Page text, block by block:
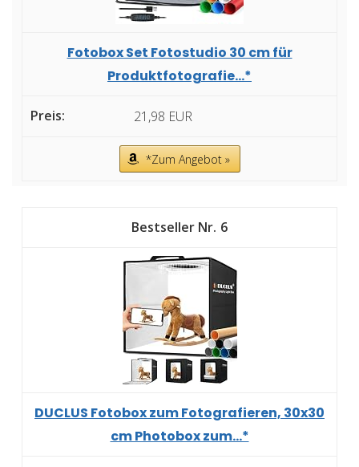
Fotobox Set Fotostudio 30 cm für
Produktfotografie...*
21,98 EUR
*Zum Angebot »
6
DUCLUS Fotobox zum Fotografieren, 30x30
cm Photobox zum...*